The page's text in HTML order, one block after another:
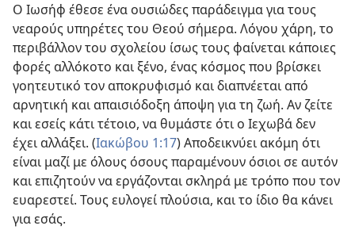
Ο Ιωσήφ έθεσε ένα ουσιώδες παράδειγμα για τους
νεαρούς υπηρέτες του Θεού σήμερα. Λόγου χάρη, το
περιβάλλον του σχολείου ίσως τους φαίνεται κάποιες
φορές αλλόκοτο και ξένο, ένας κόσμος που βρίσκει
γοητευτικό τον αποκρυφισμό και διαπνέεται από
αρνητική και απαισιόδοξη άποψη για τη ζωή. Αν ζείτε
και εσείς κάτι τέτοιο, να θυμάστε ότι ο Ιεχωβά δεν
έχει αλλάξει. (Ιακώβου 1:17) Αποδεικνύει ακόμη ότι
είναι μαζί με όλους όσους παραμένουν όσιοι σε αυτόν
και επιζητούν να εργάζονται σκληρά με τρόπο που τον
ευαρεστεί. Τους ευλογεί πλούσια, και το ίδιο θα κάνει
για εσάς.